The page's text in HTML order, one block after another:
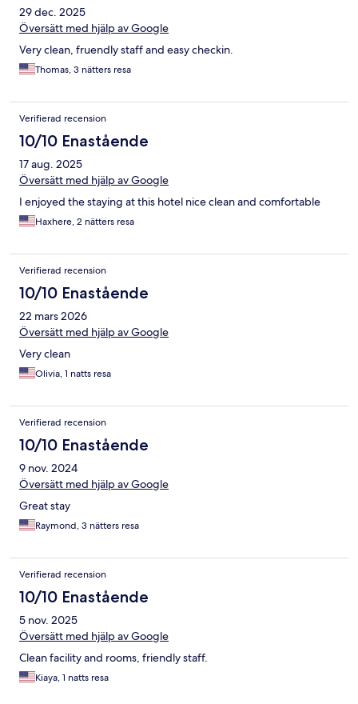
29 dec. 2025
Översätt med hjälp av Google
Very clean, fruendly staff and easy checkin.
Thomas, 3 nätters resa
Verifierad recension
10/10 Enastående
17 aug. 2025
Översätt med hjälp av Google
I enjoyed the staying at this hotel nice clean and comfortable
Haxhere, 2 nätters resa
Verifierad recension
10/10 Enastående
22 mars 2026
Översätt med hjälp av Google
Very clean
Olivia, 1 natts resa
Verifierad recension
10/10 Enastående
9 nov. 2024
Översätt med hjälp av Google
Great stay
Raymond, 3 nätters resa
Verifierad recension
10/10 Enastående
5 nov. 2025
Översätt med hjälp av Google
Clean facility and rooms, friendly staff.
Kiaya, 1 natts resa